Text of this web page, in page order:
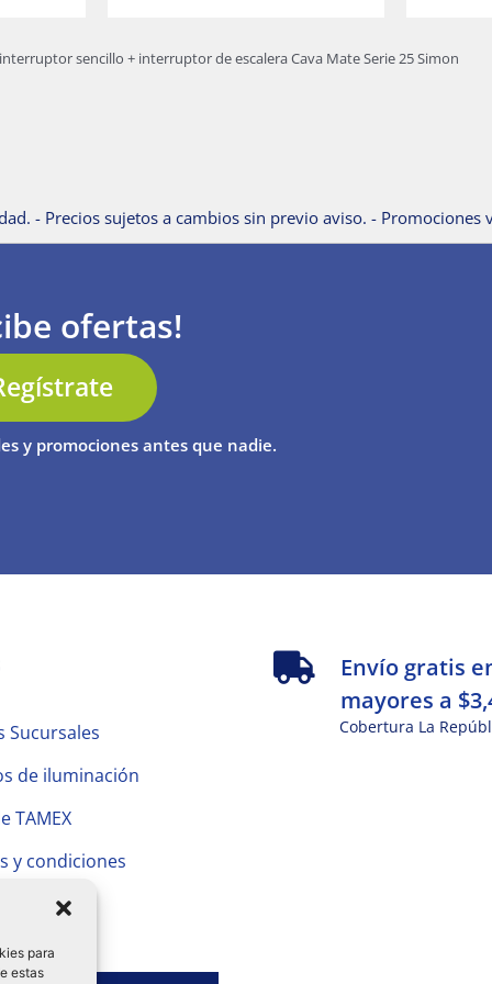
para
estas
sencillo + interruptor de escalera Cava Mate Serie 25 Simon
- Precios sujetos a cambios sin previo aviso. - Promociones
ofertas!
y promociones antes que nadie.
Sucursales
de iluminación
TAMEX
y condiciones
Envío gratis
mayores a
Cobertura La